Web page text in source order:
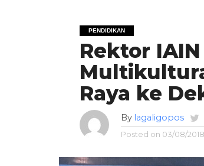
PENDIDIKAN
Rektor
Raya ke
By lagaligopos
Posted on 03/08/